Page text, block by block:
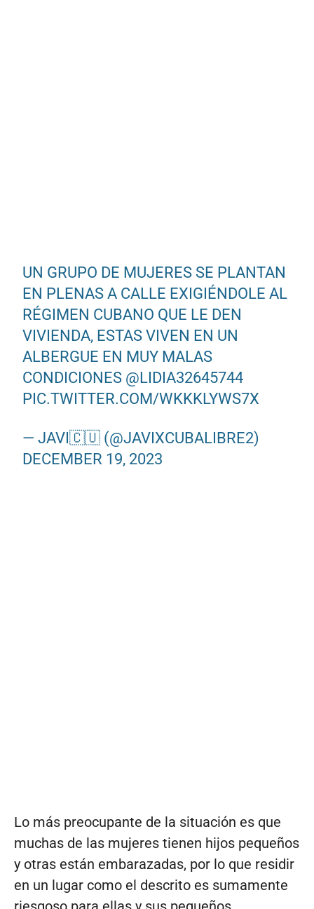
UN GRUPO DE MUJERES SE PLANTAN
EN PLENAS A CALLE EXIGIÉNDOLE AL
RÉGIMEN CUBANO QUE LE DEN
VIVIENDA, ESTAS VIVEN EN UN
ALBERGUE EN MUY MALAS
CONDICIONES @LIDIA32645744
PIC.TWITTER.COM/WKKKLYWS7X
— JAVI🇨🇺 (@JAVIXCUBALIBRE2)
DECEMBER 19, 2023
Lo más preocupante de la situación es que
muchas de las mujeres tienen hijos pequeños
y otras están embarazadas, por lo que residir
en un lugar como el descrito es sumamente